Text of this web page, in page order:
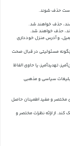
است حذف شوند.
حذف خواهند شد.
حذف خواهند شد.
و آدرس منزل خودداری
مسئولیتی در قبال صحت
تهدیدآمیز، یا حاوی الفاظ
تبلیغات سیاسی و مذهبی
کاراکتر باشند تا از محتوای مختصر و مفید اطمینان حاصل
کند.از ارائه نظرات مختصر و